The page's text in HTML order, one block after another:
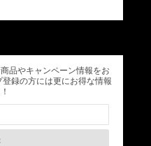
品やキャンペーン情報をお
録の方には更にお得な情報